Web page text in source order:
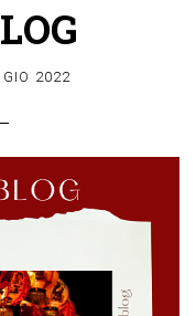
2022